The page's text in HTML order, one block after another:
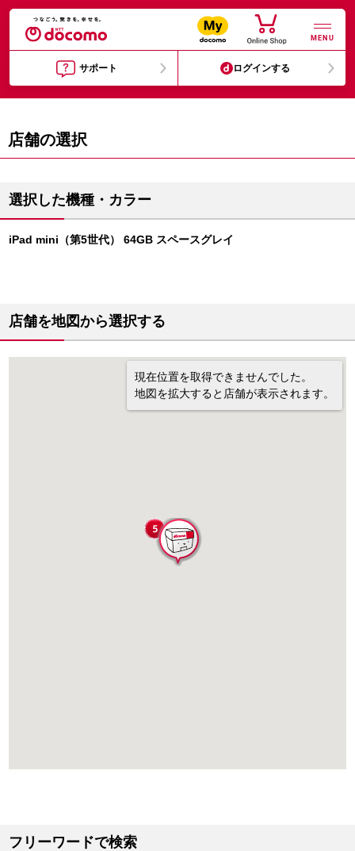
MENU
サポート ログインする
店舗の選択
選択した機種・カラー
iPad mini（第5世代） 64GB スペースグレイ
店舗を地図から選択する
現在位置を取得できませんでした。
地図を拡大すると店舗が表示されます。
フリーワードで検索